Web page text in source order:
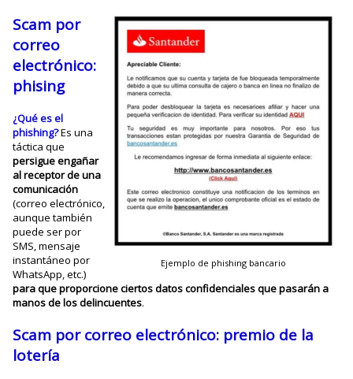
Ejemplo de phishing bancario
Scam por
correo
electrónico:
phising
¿Qué es el
phishing?Es una
táctica que
persigue engañar
al receptor de una
comunicación
(correo electrónico,
aunque también
puede ser por
SMS, mensaje
instantáneo por
WhatsApp, etc.)
para que proporcione ciertos datos confidenciales que pasarán a
manos de los delincuentes.
Scam por correo electrónico: premio de la
lotería